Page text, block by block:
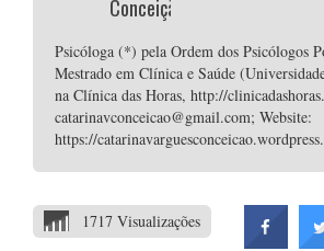
Conceição
Psicóloga (*) pela Ordem dos Psicólogos
Mestrado em Clínica e Saúde
na Clínica das Horas, http://
catarinavconceicao@gmail.com; Website:
https://
1717 Visualizações